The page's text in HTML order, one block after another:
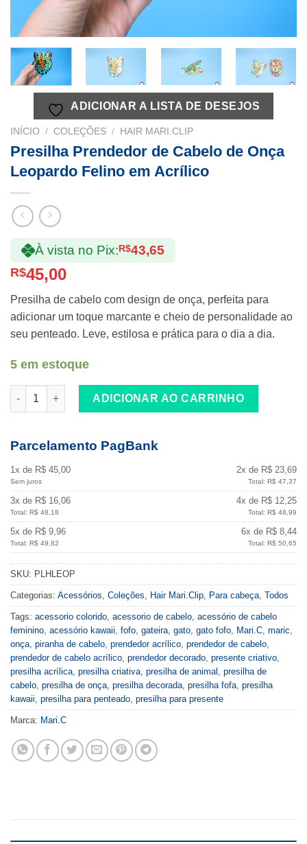
ADICIONAR A LISTA DE DESEJOS
INÍCIO / COLEÇÕES / HAIR MARI.CLIP
Presilha Prendedor de Cabelo de Onça
Leopardo Felino em Acrílico
À vista no Pix:R$43,65
R$45,00
Presilha de cabelo com design de onça, perfeita para
adicionar um toque marcante e cheio de personalidade ao
seu penteado. Leve, estilosa e prática para o dia a dia.
5 em estoque
Presilha Prendedor de Cabelo de Onça Leopardo Felino em
ADICIONAR AO CARRINHO
Parcelamento PagBank
1x de R$ 45,00
Sem juros
2x de R$ 23,69
Total: R$ 47,37
3x de R$ 16,06
Total: R$ 48,18
4x de R$ 12,25
Total: R$ 48,99
5x de R$ 9,96
Total: R$ 49,82
6x de R$ 8,44
Total: R$ 50,65
SKU: PLHLEOP
Categorias: Acessórios Coleções Hair Mari.Clip Para cabeça Todos
Tags: acessorio colorido acessorio de cabelo acessório de cabelo
feminino acessório kawaii fofo gateira gato gato fofo Mari.C maric
onça piranha de cabelo prendedor acrílico prendedor de cabelo
prendedor de cabelo acrílico prendedor decorado presente criativo
presilha acrílica presilha criativa presilha de animal presilha de
cabelo presilha de onça presilha decorada presilha fofa presilha
kawaii presilha para penteado presilha para presente
Marca: Mari.C